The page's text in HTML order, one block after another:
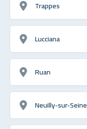
Trappes
Lucciana
Ruan
Neuilly-sur-Seine